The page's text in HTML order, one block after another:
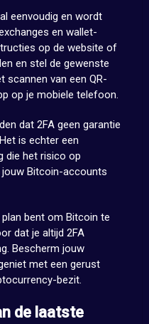
eenvoudig en wordt
en wallet-
op de website of
en stel de gewenste
scannen van een QR-
op je mobiele telefoon.
dat 2FA geen garantie
is echter een
die het risico op
Bitcoin-accounts
bent om Bitcoin te
dat je altijd 2FA
Bescherm jouw
met een gerust
bezit.
de laatste